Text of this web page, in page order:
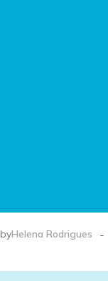
byHelena Rodrigues -